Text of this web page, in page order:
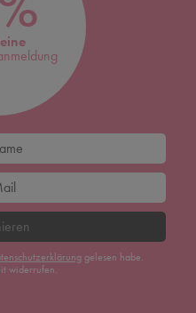
gelesen habe.
widerrufen.